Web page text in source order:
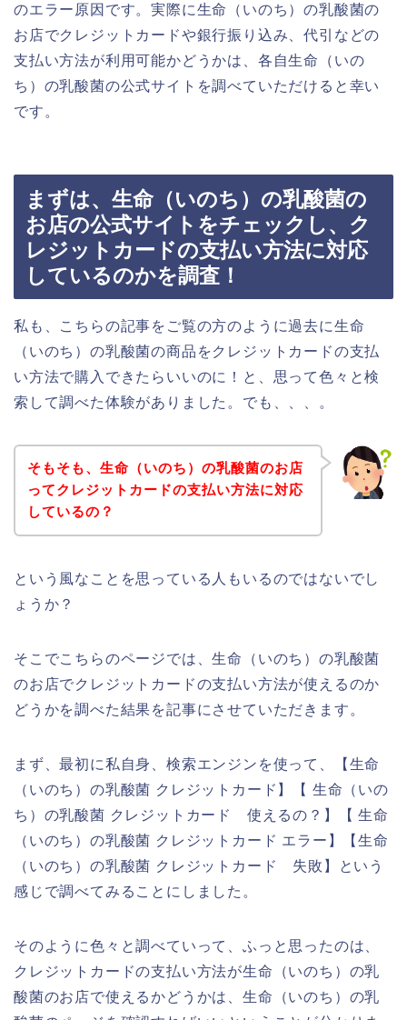
のエラー原因です。実際に生命（いのち）の乳酸菌の
お店でクレジットカードや銀行振り込み、代引などの
支払い方法が利用可能かどうかは、各自生命（いの
ち）の乳酸菌の公式サイトを調べていただけると幸い
です。
まずは、生命（いのち）の乳酸菌の
お店の公式サイトをチェックし、ク
レジットカードの支払い方法に対応
しているのかを調査！
私も、こちらの記事をご覧の方のように過去に生命
（いのち）の乳酸菌の商品をクレジットカードの支払
い方法で購入できたらいいのに！と、思って色々と検
索して調べた体験がありました。でも、、、。
そもそも、生命（いのち）の乳酸菌のお店
ってクレジットカードの支払い方法に対応
しているの？
という風なことを思っている人もいるのではないでし
ょうか？
そこでこちらのページでは、生命（いのち）の乳酸菌
のお店でクレジットカードの支払い方法が使えるのか
どうかを調べた結果を記事にさせていただきます。
まず、最初に私自身、検索エンジンを使って、【生命
（いのち）の乳酸菌 クレジットカード】【 生命（いの
ち）の乳酸菌 クレジットカード 使えるの？】【 生命
（いのち）の乳酸菌 クレジットカード エラー】【生命
（いのち）の乳酸菌 クレジットカード 失敗】という
感じで調べてみることにしました。
そのように色々と調べていって、ふっと思ったのは、
クレジットカードの支払い方法が生命（いのち）の乳
酸菌のお店で使えるかどうかは、生命（いのち）の乳